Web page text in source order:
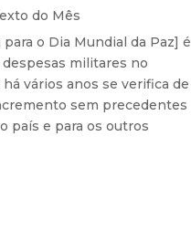
do Mês
o Dia Mundial da Paz] é
militares no
vários anos se verifica de
sem precedentes
país e para os outros